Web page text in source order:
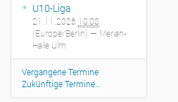
U10-Liga
21.11.2026 10:00
(Europe/Berlin) — Merian-
Halle Ulm
Vergangene Termine
Zukünftige Termine…